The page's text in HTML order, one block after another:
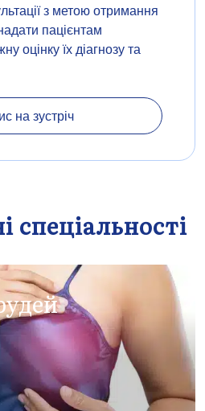
з метою отримання
пацієнтам
оцінку їх діагнозу та
на зустріч
спеціальності